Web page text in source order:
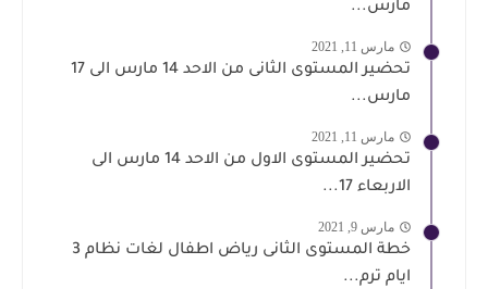
مارس...
مارس 11, 2021
تحضير المستوى الثانى من الاحد 14 مارس الى 17
مارس...
مارس 11, 2021
تحضير المستوى الاول من الاحد 14 مارس الى
الاربعاء 17...
مارس 9, 2021
خطة المستوى الثانى رياض اطفال لغات نظام 3
ايام ترم...